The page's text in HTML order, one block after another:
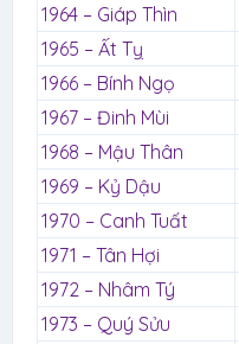
1964 – Giáp Thìn
1965 – Ất Tỵ
1966 – Bính Ngọ
1967 – Đinh Mùi
1968 – Mậu Thân
1969 – Kỷ Dậu
1970 – Canh Tuất
1971 – Tân Hợi
1972 – Nhâm Tý
1973 – Quý Sửu